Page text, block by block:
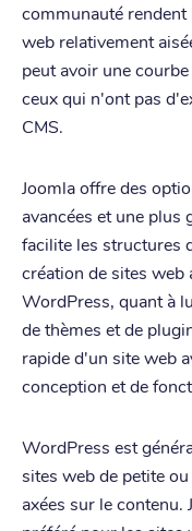
communauté
web relativement
peut avoir une
ceux qui n'ont pas
CMS.
Joomla offre des
avancées et une
facilite les structures
création de sites web
WordPress, quant à
de thèmes et de
rapide d'un site web
conception et de
WordPress est
sites web de petite
axées sur le contenu.